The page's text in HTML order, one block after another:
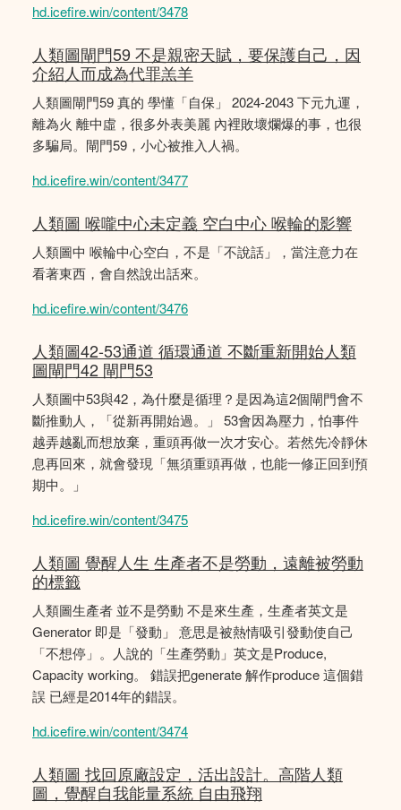
hd.icefire.win/content/3478
人類圖閘門59 不是親密天賦，要保護自己，因
介紹人而成為代罪羔羊
人類圖閘門59 真的 學懂「自保」 2024-2043 下元九運，
離為火 離中虛，很多外表美麗 內裡敗壞爛爆的事，也很
多騙局。閘門59，小心被推入人禍。
hd.icefire.win/content/3477
人類圖 喉嚨中心未定義 空白中心 喉輪的影響
人類圖中 喉輪中心空白，不是「不說話」，當注意力在
看著東西，會自然說出話來。
hd.icefire.win/content/3476
人類圖42-53通道 循環通道 不斷重新開始人類
圖閘門42 閘門53
人類圖中53與42，為什麼是循理？是因為這2個閘門會不
斷推動人，「從新再開始過。」 53會因為壓力，怕事件
越弄越亂而想放棄，重頭再做一次才安心。若然先冷靜休
息再回來，就會發現「無須重頭再做，也能一修正回到預
期中。」
hd.icefire.win/content/3475
人類圖 覺醒人生 生產者不是勞動，遠離被勞動
的標籤
人類圖生產者 並不是勞動 不是來生產，生產者英文是
Generator 即是「發動」 意思是被熱情吸引發動使自己
「不想停」。人說的「生產勞動」英文是Produce,
Capacity working。 錯誤把generate 解作produce 這個錯
誤 已經是2014年的錯誤。
hd.icefire.win/content/3474
人類圖 找回原廠設定，活出設計。高階人類
圖，覺醒自我能量系統 自由飛翔